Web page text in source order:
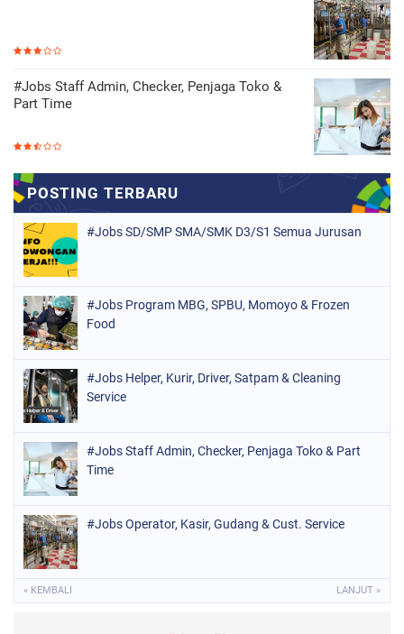
#Jobs Staff Admin, Checker, Penjaga Toko &
Part Time
#Jobs SD/SMP SMA/SMK D3/S1 Semua Jurusan
#Jobs Program MBG, SPBU, Momoyo & Frozen
Food
#Jobs Helper, Kurir, Driver, Satpam & Cleaning
Service
#Jobs Staff Admin, Checker, Penjaga Toko & Part
Time
#Jobs Operator, Kasir, Gudang & Cust. Service
« KEMBALI LANJUT »